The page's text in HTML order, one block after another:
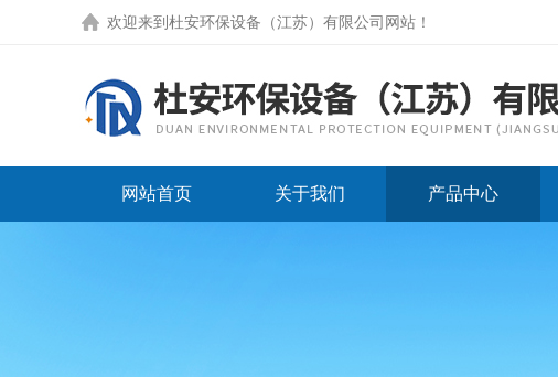
欢迎来到 杜安环保设备（江苏）有限公司网站 ！
网站首页 关于我们 产品中心